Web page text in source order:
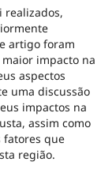
artigo foram
impacto na
aspectos
uma discussão
impactos na
assim como
fatores que
região.